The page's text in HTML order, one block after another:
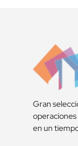
Gran
en un